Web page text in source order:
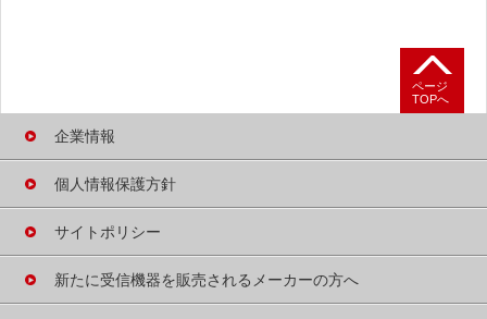
B-CASカードの
B-CASカード概要
ページ
TOPへ
企業情報
個人情報保護方針
サイトポリシー
新たに受信機器を販売される メーカーの方へ